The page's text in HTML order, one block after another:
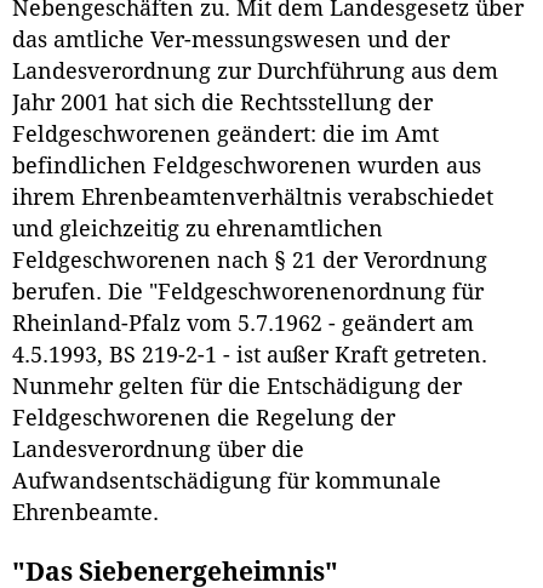
Nebengeschäften zu. Mit dem Landesgesetz über
das amtliche Ver-messungswesen und der
Landesverordnung zur Durchführung aus dem
Jahr 2001 hat sich die Rechtsstellung der
Feldgeschworenen geändert: die im Amt
befindlichen Feldgeschworenen wurden aus
ihrem Ehrenbeamtenverhältnis verabschiedet
und gleichzeitig zu ehrenamtlichen
Feldgeschworenen nach § 21 der Verordnung
berufen. Die "Feldgeschworenenordnung für
Rheinland-Pfalz vom 5.7.1962 - geändert am
4.5.1993, BS 219-2-1 - ist außer Kraft getreten.
Nunmehr gelten für die Entschädigung der
Feldgeschworenen die Regelung der
Landesverordnung über die
Aufwandsentschädigung für kommunale
Ehrenbeamte.
"Das Siebenergeheimnis"